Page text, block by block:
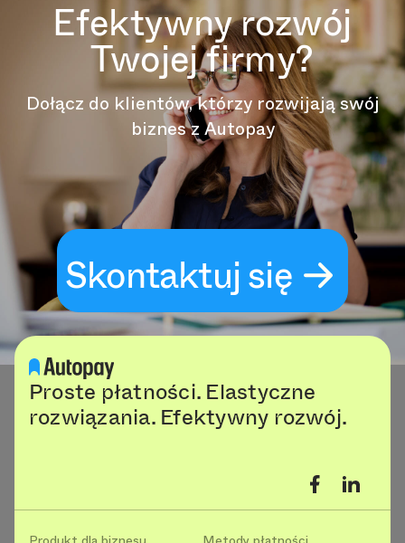
Efektywny rozwój
Twojej firmy?
Dołącz do klientów, którzy rozwijają swój
biznes z Autopay
Skontaktuj się
Proste płatności. Elastyczne
rozwiązania. Efektywny rozwój.